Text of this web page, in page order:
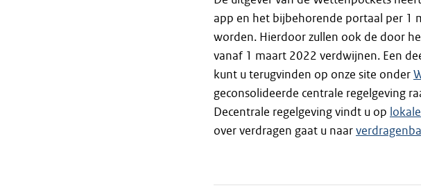
app en het bijbehorende portaal per 1
worden. Hierdoor zullen ook de door
vanaf 1 maart 2022 verdwijnen. Een
kunt u terugvinden op onze site onder
geconsolideerde centrale regelgeving
Decentrale regelgeving vindt u op
over verdragen gaat u naar